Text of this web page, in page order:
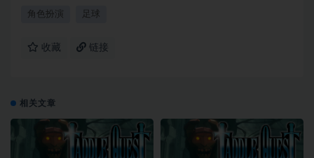
角色扮演 足球
收藏 链接
相关文章